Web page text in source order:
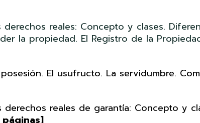
derechos reales: Concepto y clases.
la propiedad. El Registro de la
El usufructo. La servidumbre.
derechos reales de garantía: Concepto y